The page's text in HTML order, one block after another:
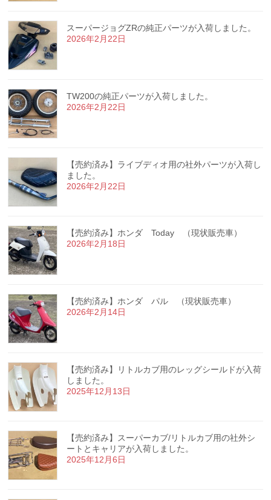
スーパージョグZRの純正パーツが入荷しました。
2026年2月22日
TW200の純正パーツが入荷しました。
2026年2月22日
【売約済み】ライブディオ用の社外パーツが入荷し
ました。
2026年2月22日
【売約済み】ホンダ Today （現状販売車）
2026年2月18日
【売約済み】ホンダ パル （現状販売車）
2026年2月14日
【売約済み】リトルカブ用のレッグシールドが入荷
しました。
2025年12月13日
【売約済み】スーパーカブ/リトルカブ用の社外シ
ートとキャリアが入荷しました。
2025年12月6日